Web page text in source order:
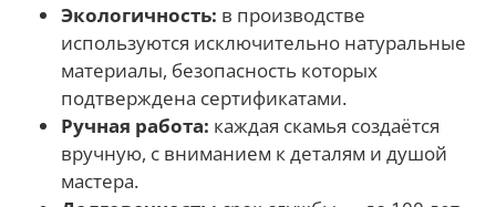
Экологичность: в производстве
используются исключительно натуральные
материалы, безопасность которых
подтверждена сертификатами.
Ручная работа: каждая скамья создаётся
вручную, с вниманием к деталям и душой
мастера.